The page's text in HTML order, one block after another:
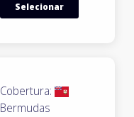
Selecionar
Cobertura:
Bermudas